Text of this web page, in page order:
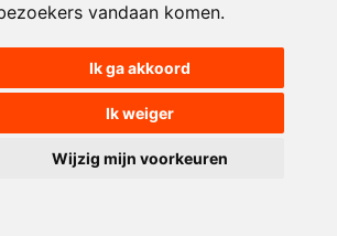
vandaan komen.
Ik ga akkoord
Ik weiger
Wijzig mijn voorkeuren
2006